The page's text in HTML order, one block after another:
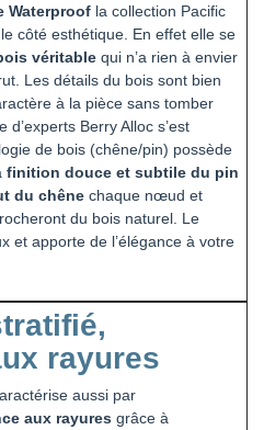
Waterproof la collection Pacific
côté esthétique. En effet elle se
véritable qui n’a rien à envier
Les détails du bois sont bien
à la pièce sans tomber
d’experts Berry Alloc s’est
de bois (chêne/pin) possède
finition douce et subtile du pin
du chêne chaque nœud et
du bois naturel. Le
et apporte de l’élégance à votre
rayures
aussi par
aux rayures grâce à